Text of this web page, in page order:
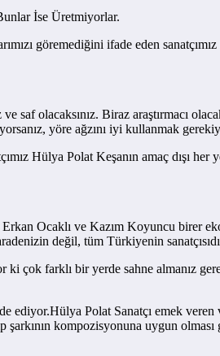
İse Üretmiyorlar.
göremediğini ifade eden
saf olacaksınız. Biraz araştırmacı
yöre ağzını iyi kullanmak
Hülya Polat Keşanın amaç dışı her
Erkan Ocaklı ve Kazım Koyuncu birer
değil, tüm Türkiyenin
çok farklı bir yerde sahne almanız
ediyor.Hülya Polat Sanatçı emek veren
kompozisyonuna uygun olması